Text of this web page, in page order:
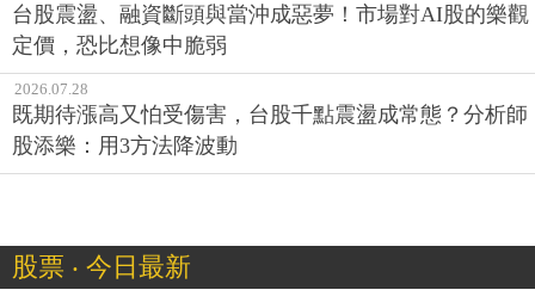
台股震盪、融資斷頭與當沖成惡夢！市場對AI股的樂觀
定價，恐比想像中脆弱
2026.07.28
既期待漲高又怕受傷害，台股千點震盪成常態？分析師
股添樂：用3方法降波動
股票 ‧ 今日最新